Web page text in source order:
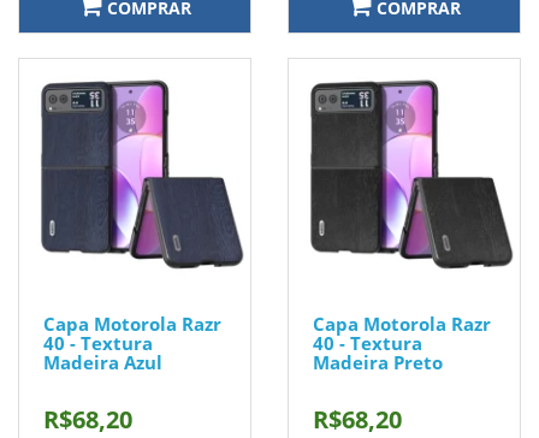
COMPRAR COMPRAR
Capa Motorola Razr
40 - Textura
Madeira Azul
R$68,20
Capa Motorola Razr
40 - Textura
Madeira Preto
R$68,20